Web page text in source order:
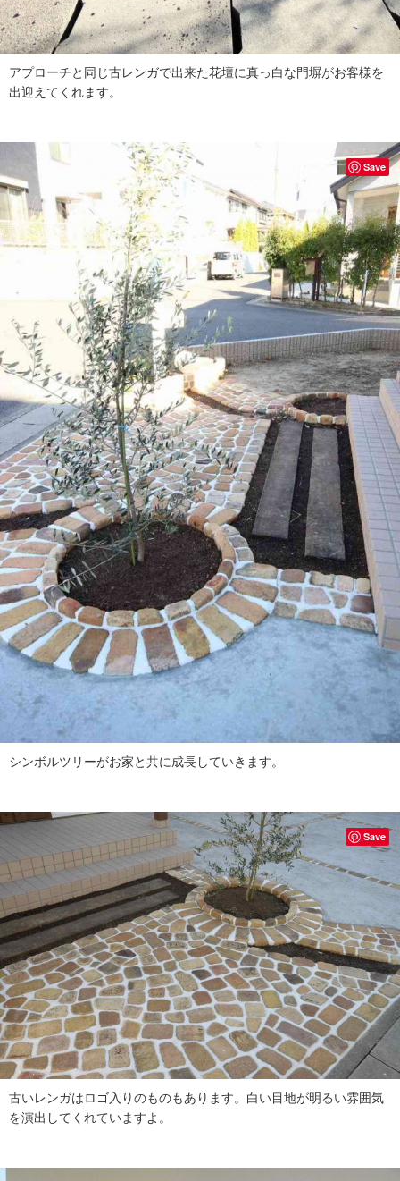
アプローチと同じ古レンガで出来た花壇に真っ白な門塀がお客様を
出迎えてくれます。
シンボルツリーがお家と共に成長していきます。
Save
古いレンガはロゴ入りのものもあります。白い目地が明るい雰囲気
を演出してくれていますよ。
Save